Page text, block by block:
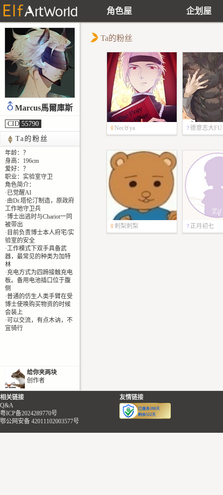
角色屋 企划屋
Marcus馬爾庫斯
CID 55790
Ta的粉丝
年龄：？
身高：196cm
爱好：？
职业：实验室守卫
角色简介：
·已觉醒AI
·由Dr.塔伦汀制造，原政府
工作地守卫兵
·博士出逃时与Chariot一同
被带出
·目前负责博士本人府宅/实
验室的安全
·工作模式下双手具备武
器，最常见的种类为加特
林
·充电方式为四蹄接触充电
板。备用电池插口位于腹
侧
·普通的仿生人类手臂在受
博士使唤购买物资的时候
会装上
·可以交流，有点木讷，不
宜骑行
给你夹两块
创作者
Ta的粉丝
Nec♉ya
德意志大FU
54
刺梨刺梨
正月初七
相关链接
Q&A
粤ICP备2024289770号
鄂公网安备 42011102003577号
友情链接